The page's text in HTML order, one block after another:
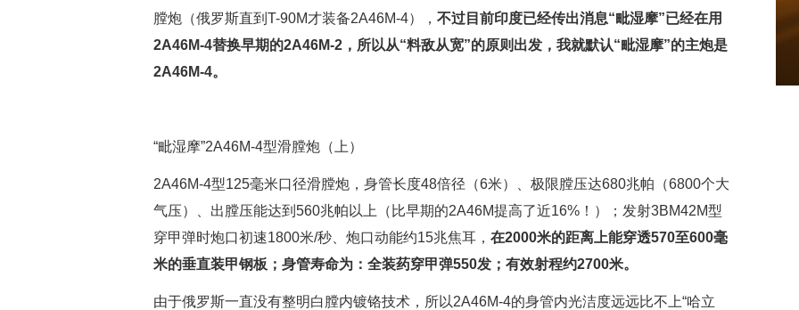
膛炮（俄罗斯直到T-90M才装备2A46M-4）， 不过目前印度已经传出消息“毗湿摩”已经在用
2A46M-4替换早期的2A46M-2，所以从“料敌从宽”的原则出发，我就默认“毗湿摩”的主炮是
2A46M-4。
“毗湿摩”2A46M-4型滑膛炮（上）
2A46M-4型125毫米口径滑膛炮，身管长度48倍径（6米）、极限膛压达680兆帕（6800个大
气压）、出膛压能达到560兆帕以上（比早期的2A46M提高了近16%！）；发射3BM42M型
穿甲弹时炮口初速1800米/秒、炮口动能约15兆焦耳， 在2000米的距离上能穿透570至600毫
米的垂直装甲钢板；身管寿命为：全装药穿甲弹550发；有效射程约2700米。
由于俄罗斯一直没有整明白膛内镀铬技术，所以2A46M-4的身管内光洁度远远比不上“哈立